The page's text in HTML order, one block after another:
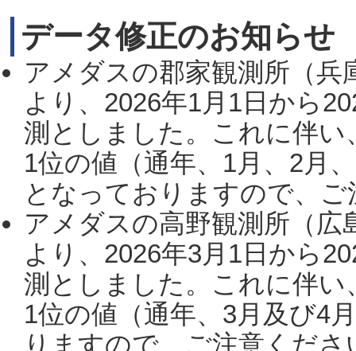
データ修正のお知らせ
アメダスの郡家観測所（
より、2026年1月1日から
測としました。これに伴い
1位の値（通年、1月、2月
となっておりますので、
アメダスの高野観測所（
より、2026年3月1日から
測としました。これに伴い
1位の値（通年、3月及び4
りますので、ご注意くだ